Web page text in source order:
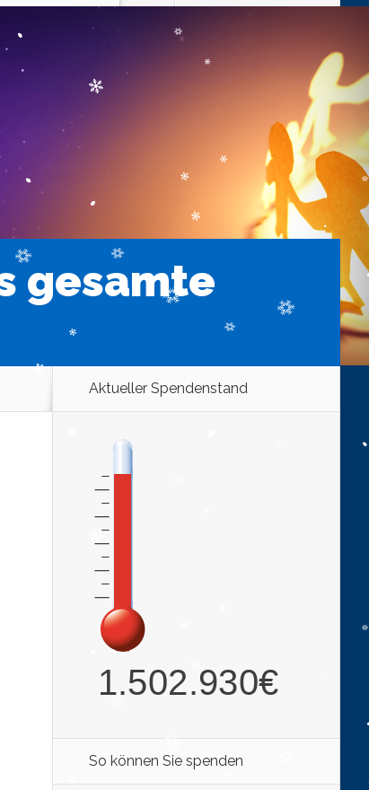
gesamte
Aktueller Spendenstand
So können Sie spenden